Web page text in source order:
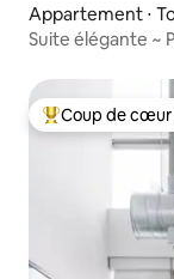
Appartement ⋅
Suite élégante ~
Coups de cœur
Coup de cœur